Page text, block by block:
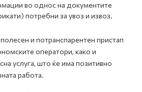
во однос на документите
потребни за увоз и извоз.
и потранспарентен пристап
оператори, како и
услуга, што ќе има позитивно
работа.